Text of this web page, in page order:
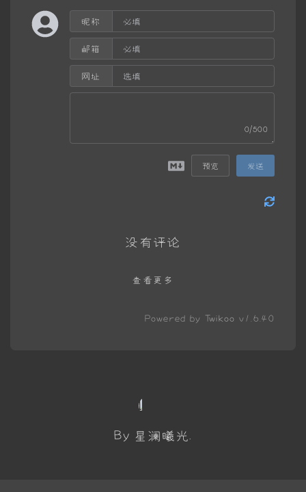
昵称
邮箱
网址
0/500
预览 发送
没有评论
查看更多
Powered by Twikoo v1.6.40
By 星澜曦光.